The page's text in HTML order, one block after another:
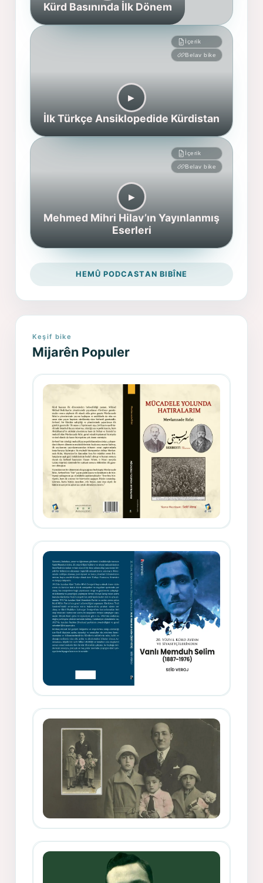
Kürd Basınında İlk Dönem
İçerik
Belav bike
▶︎
İlk Türkçe Ansiklopedide Kürdistan
İçerik
Belav bike
▶︎
Mehmed Mihri Hilav’ın Yayınlanmış
Eserleri
HEMÛ PODCASTAN BIBÎNE
Keşif bike
Mijarên Populer
Rıfat - Seîd Veroj